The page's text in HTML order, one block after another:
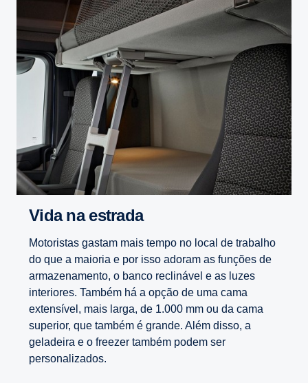
Vida na estrada
Motoristas gastam mais tempo no local de trabalho
do que a maioria e por isso adoram as funções de
armazenamento, o banco reclinável e as luzes
interiores. Também há a opção de uma cama
extensível, mais larga, de 1.000 mm ou da cama
superior, que também é grande. Além disso, a
geladeira e o freezer também podem ser
personalizados.